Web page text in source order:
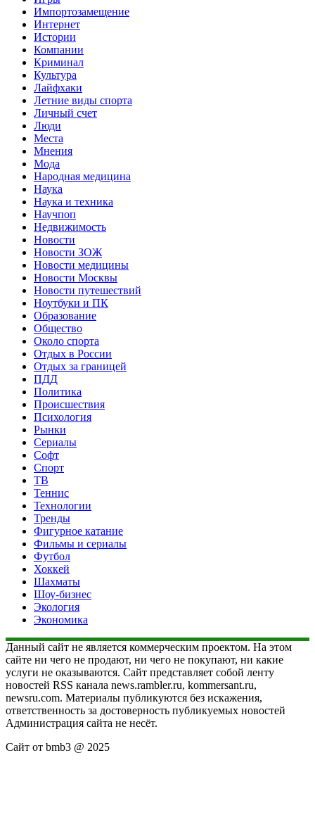
Импортозамещение
Интернет
Истории
Компании
Криминал
Культура
Лайфхаки
Летние виды спорта
Личный счет
Люди
Места
Мнения
Мода
Народная медицина
Наука
Наука и техника
Научпоп
Недвижимость
Новости
Новости ЗОЖ
Новости медицины
Новости Москвы
Новости путешествий
Ноутбуки и ПК
Образование
Общество
Около спорта
Отдых в России
Отдых за границей
ПДД
Политика
Происшествия
Психология
Рынки
Сериалы
Софт
Спорт
ТВ
Теннис
Технологии
Тренды
Фигурное катание
Фильмы и сериалы
Футбол
Хоккей
Шахматы
Шоу-бизнес
Экология
Экономика
Данный сайт не является коммерческим проектом. На этом
сайте ни чего не продают, ни чего не покупают, ни какие
услуги не оказываются. Сайт представляет собой ленту
новостей RSS канала news.rambler.ru, kommersant.ru,
newsru.com. Материалы публикуются без искажения,
ответственность за достоверность публикуемых новостей
Администрация сайта не несёт.
Сайт от bmb3 @ 2025